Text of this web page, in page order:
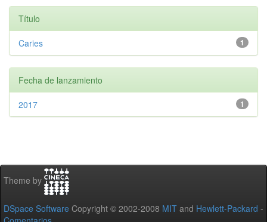
Título
1
Caries
Fecha de lanzamiento
1
2017
Theme by
DSpace Software Copyright © 2002-2008 MIT and Hewlett-Packard -